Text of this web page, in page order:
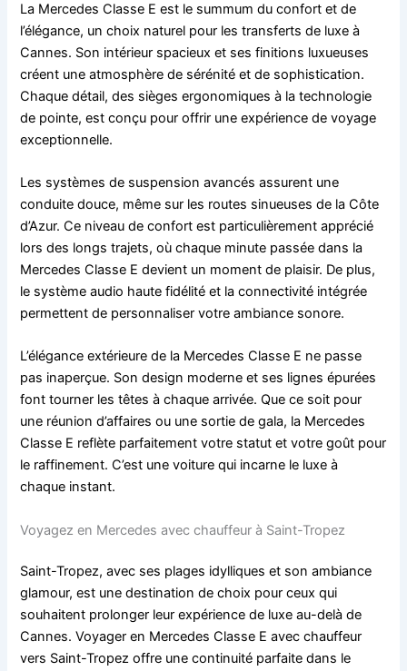
La Mercedes Classe E est le summum du confort et de
l’élégance, un choix naturel pour les transferts de luxe à
Cannes. Son intérieur spacieux et ses finitions luxueuses
créent une atmosphère de sérénité et de sophistication.
Chaque détail, des sièges ergonomiques à la technologie
de pointe, est conçu pour offrir une expérience de voyage
exceptionnelle.
Les systèmes de suspension avancés assurent une
conduite douce, même sur les routes sinueuses de la Côte
d’Azur. Ce niveau de confort est particulièrement apprécié
lors des longs trajets, où chaque minute passée dans la
Mercedes Classe E devient un moment de plaisir. De plus,
le système audio haute fidélité et la connectivité intégrée
permettent de personnaliser votre ambiance sonore.
L’élégance extérieure de la Mercedes Classe E ne passe
pas inaperçue. Son design moderne et ses lignes épurées
font tourner les têtes à chaque arrivée. Que ce soit pour
une réunion d’affaires ou une sortie de gala, la Mercedes
Classe E reflète parfaitement votre statut et votre goût pour
le raffinement. C’est une voiture qui incarne le luxe à
chaque instant.
Voyagez en Mercedes avec chauffeur à Saint-Tropez
Saint-Tropez, avec ses plages idylliques et son ambiance
glamour, est une destination de choix pour ceux qui
souhaitent prolonger leur expérience de luxe au-delà de
Cannes. Voyager en Mercedes Classe E avec chauffeur
vers Saint-Tropez offre une continuité parfaite dans le